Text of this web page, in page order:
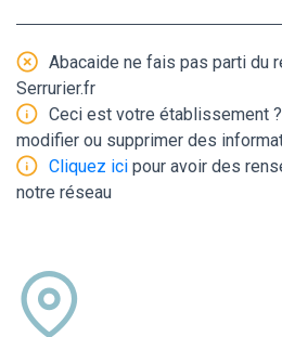
Abacaide ne fais pas parti du
Serrurier.fr
Ceci est votre établissement ?
modifier ou supprimer des
Cliquez ici pour avoir des
notre réseau